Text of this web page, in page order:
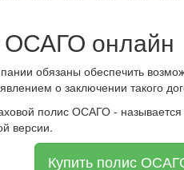
онлайн
обязаны обеспечить
о заключении такого
полис ОСАГО -
версии.
Купить полис